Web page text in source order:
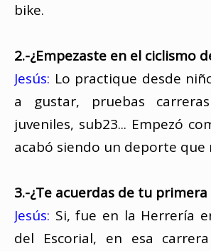
bike.
2.-¿Empezaste en el ciclismo
Jesús: Lo practique desde
a gustar, pruebas
juveniles, sub23... Empezó
acabó siendo un deporte que
3.-¿Te acuerdas de tu primera
Jesús: Si, fue en la Herrería
del Escorial, en esa